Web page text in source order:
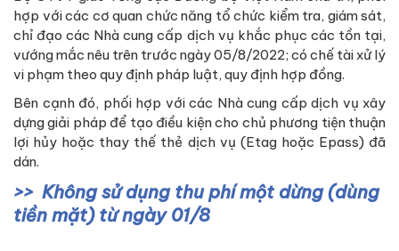
hợp với các cơ quan chức năng tổ chức kiểm tra, giám sát,
chỉ đạo các Nhà cung cấp dịch vụ khắc phục các tồn tại,
vướng mắc nêu trên trước ngày 05/8/2022; có chế tài xử lý
vi phạm theo quy định pháp luật, quy định hợp đồng.
Bên cạnh đó, phối hợp với các Nhà cung cấp dịch vụ xây
dựng giải pháp để tạo điều kiện cho chủ phương tiện thuận
lợi hủy hoặc thay thế thẻ dịch vụ (Etag hoặc Epass) đã
dán.
Không sử dụng thu phí một dừng (dùng
tiền mặt) từ ngày 01/8